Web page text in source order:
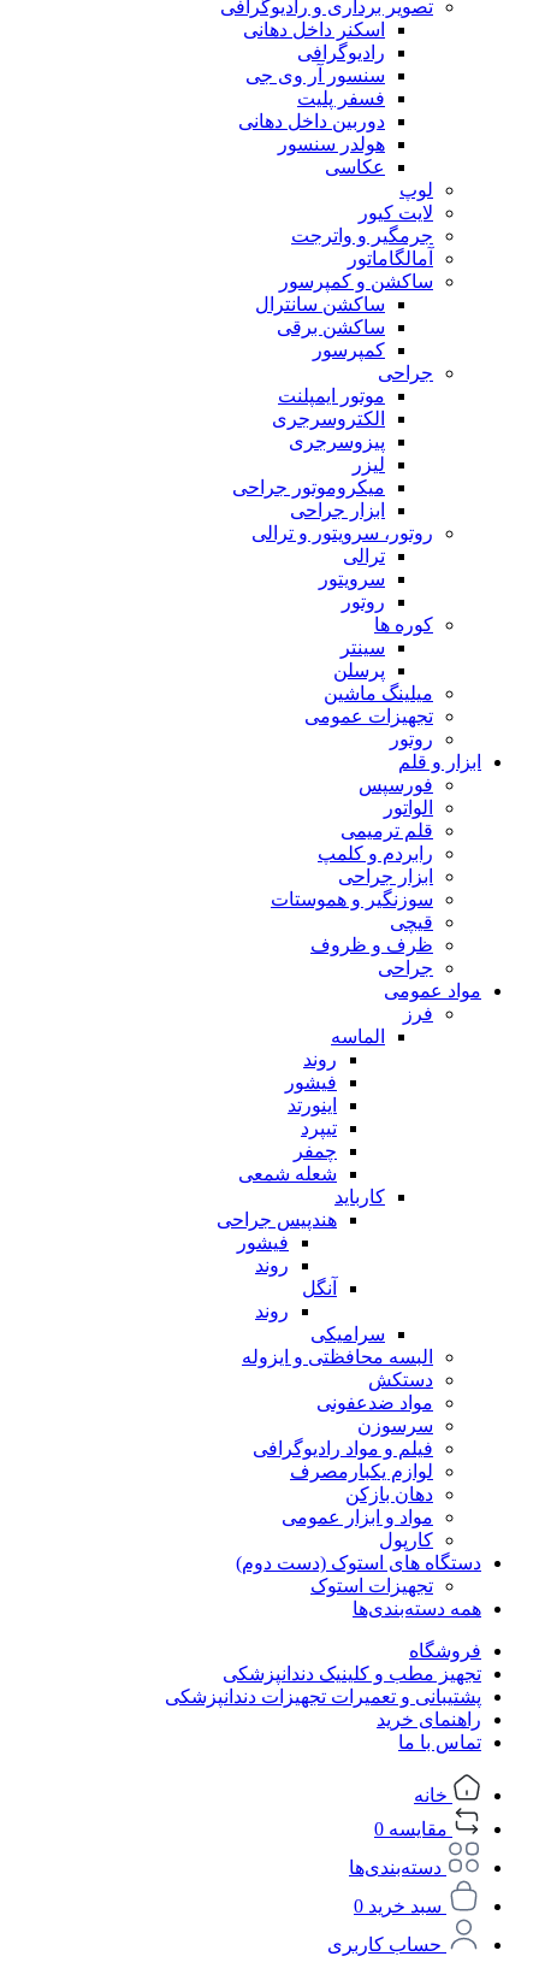
تصویر برداری و رادیوگرافی
اسکنر داخل دهانی
رادیوگرافی
سنسور آر وی جی
فسفر پلیت
دوربین داخل دهانی
هولدر سنسور
عکاسی
لوپ
لایت کیور
جرمگیر و واترجت
آمالگاماتور
ساکشن و کمپرسور
ساکشن سانترال
ساکشن برقی
کمپرسور
جراحی
موتور ایمپلنت
الکتروسرجری
پیزوسرجری
لیزر
میکروموتور جراحی
ابزار جراحی
روتور، سرویتور و ترالی
ترالی
سرویتور
روتور
کوره ها
سینتر
پرسلن
میلینگ ماشین
تجهیزات عمومی
روتور
ابزار و قلم
فورسپس
الواتور
قلم ترمیمی
رابردم و کلمپ
ابزار جراحی
سوزنگیر و هموستات
قیچی
ظرف و ظروف
جراحی
مواد عمومی
فرز
الماسه
روند
فیشور
اینورتد
تیپرد
چمفر
شعله شمعی
کارباید
هندپیس جراحی
فیشور
روند
آنگل
روند
سرامیکی
البسه محافظتی و ایزوله
دستکش
مواد ضدعفونی
سرسوزن
فیلم و مواد رادیوگرافی
لوازم یکبارمصرف
دهان بازکن
مواد و ابزار عمومی
کارپول
دستگاه های استوک (دست دوم)
تجهیزات استوک
همه دسته‌بندی‌ها
فروشگاه
تجهیز مطب و کلینیک دندانپزشکی
پشتیبانی و تعمیرات تجهیزات دندانپزشکی
راهنمای خرید
تماس با ما
خانه
مقایسه 0
دسته‌بندی‌ها
سبد خرید 0
حساب کاربری